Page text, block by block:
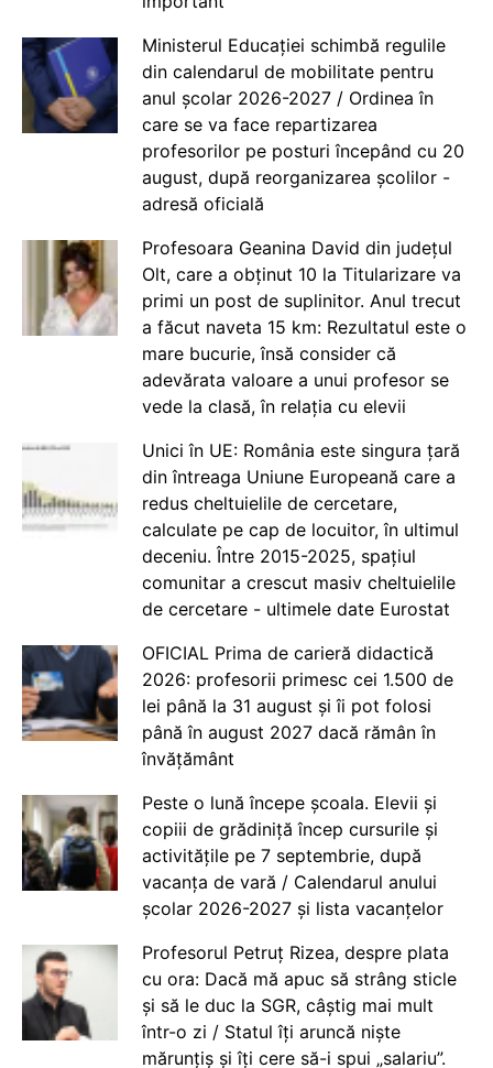
Ministerul Educației schimbă regulile
din calendarul de mobilitate pentru
anul școlar 2026-2027 / Ordinea în
care se va face repartizarea
profesorilor pe posturi începând cu 20
august, după reorganizarea școlilor -
adresă oficială
Profesoara Geanina David din județul
Olt, care a obținut 10 la Titularizare va
primi un post de suplinitor. Anul trecut
a făcut naveta 15 km: Rezultatul este o
mare bucurie, însă consider că
adevărata valoare a unui profesor se
vede la clasă, în relația cu elevii
Unici în UE: România este singura țară
din întreaga Uniune Europeană care a
redus cheltuielile de cercetare,
calculate pe cap de locuitor, în ultimul
deceniu. Între 2015-2025, spațiul
comunitar a crescut masiv cheltuielile
de cercetare - ultimele date Eurostat
OFICIAL Prima de carieră didactică
2026: profesorii primesc cei 1.500 de
lei până la 31 august și îi pot folosi
până în august 2027 dacă rămân în
învățământ
Peste o lună începe școala. Elevii și
copiii de grădiniță încep cursurile și
activitățile pe 7 septembrie, după
vacanța de vară / Calendarul anului
școlar 2026-2027 și lista vacanțelor
Profesorul Petruț Rizea, despre plata
cu ora: Dacă mă apuc să strâng sticle
și să le duc la SGR, câștig mai mult
într-o zi / Statul îți aruncă niște
mărunțiș și îți cere să-i spui „salariu”.